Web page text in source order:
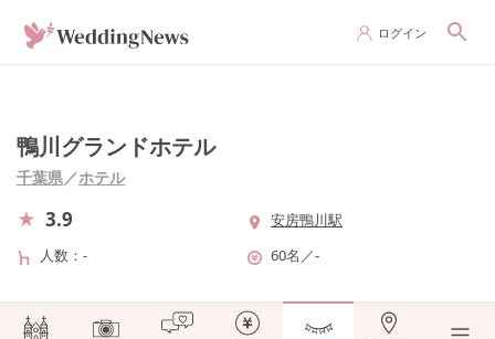
ログイン
鴨川グランドホテル
千葉県／ホテル
3.9
安房鴨川駅
人数
- 60名 ／-